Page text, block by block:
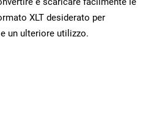
XLT desiderato per
un ulteriore utilizzo.